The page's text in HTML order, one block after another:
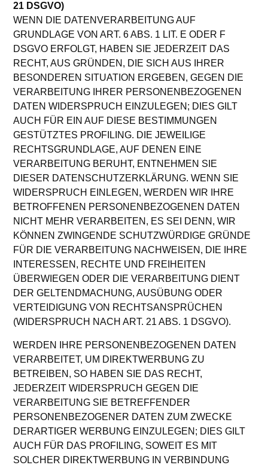
21 DSGVO)
WENN DIE DATENVERARBEITUNG AUF
GRUNDLAGE VON ART. 6 ABS. 1 LIT. E ODER F
DSGVO ERFOLGT, HABEN SIE JEDERZEIT DAS
RECHT, AUS GRÜNDEN, DIE SICH AUS IHRER
BESONDEREN SITUATION ERGEBEN, GEGEN DIE
VERARBEITUNG IHRER PERSONENBEZOGENEN
DATEN WIDERSPRUCH EINZULEGEN; DIES GILT
AUCH FÜR EIN AUF DIESE BESTIMMUNGEN
GESTÜTZTES PROFILING. DIE JEWEILIGE
RECHTSGRUNDLAGE, AUF DENEN EINE
VERARBEITUNG BERUHT, ENTNEHMEN SIE
DIESER DATENSCHUTZERKLÄRUNG. WENN SIE
WIDERSPRUCH EINLEGEN, WERDEN WIR IHRE
BETROFFENEN PERSONENBEZOGENEN DATEN
NICHT MEHR VERARBEITEN, ES SEI DENN, WIR
KÖNNEN ZWINGENDE SCHUTZWÜRDIGE GRÜNDE
FÜR DIE VERARBEITUNG NACHWEISEN, DIE IHRE
INTERESSEN, RECHTE UND FREIHEITEN
ÜBERWIEGEN ODER DIE VERARBEITUNG DIENT
DER GELTENDMACHUNG, AUSÜBUNG ODER
VERTEIDIGUNG VON RECHTSANSPRÜCHEN
(WIDERSPRUCH NACH ART. 21 ABS. 1 DSGVO).
WERDEN IHRE PERSONENBEZOGENEN DATEN
VERARBEITET, UM DIREKTWERBUNG ZU
BETREIBEN, SO HABEN SIE DAS RECHT,
JEDERZEIT WIDERSPRUCH GEGEN DIE
VERARBEITUNG SIE BETREFFENDER
PERSONENBEZOGENER DATEN ZUM ZWECKE
DERARTIGER WERBUNG EINZULEGEN; DIES GILT
AUCH FÜR DAS PROFILING, SOWEIT ES MIT
SOLCHER DIREKTWERBUNG IN VERBINDUNG